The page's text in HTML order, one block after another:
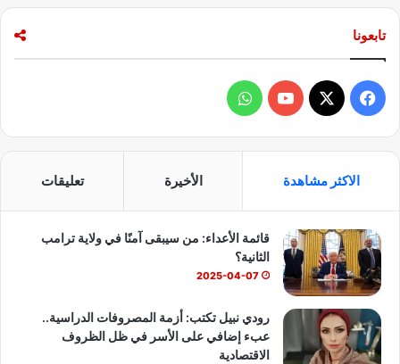
تابعونا
ي
و
ك
X
Y
T
u
e
ا
ا
ب
الاكثر مشاهدة الأخيرة تعليقات
قائمة الأعداء: من سيبقى آمنًا في ولاية ترامب
الثانية؟
2025-04-07
رودي نبيل تكتب: أزمة المصروفات الدراسية..
عبء إضافي على الأسر في ظل الظروف
الاقتصادية